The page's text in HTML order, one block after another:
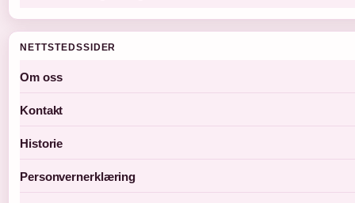
NETTSTEDSSIDER
Om oss
Kontakt
Historie
Personvernerklæring